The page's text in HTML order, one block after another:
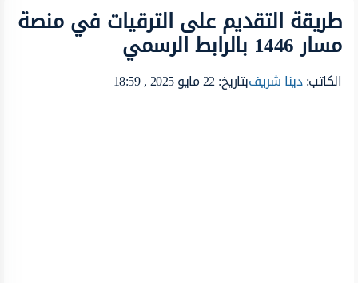
طريقة التقديم على الترقيات في منصة
مسار 1446 بالرابط الرسمي
الكاتب:دينا شريفبتاريخ: 22 مايو 2025 , 18:59